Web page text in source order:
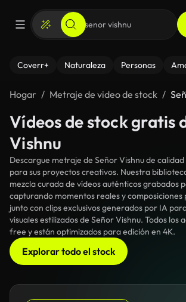
Coverr+ Naturaleza Personas
Hogar Metraje de video de stock
Vídeos de stock gratis
Vishnu
Descargue metraje de Señor Vishnu de
para sus proyectos creativos. Nuestra
mezcla curada de vídeos auténticos grabados
capturando momentos reales y
junto con clips exclusivos generados por IA
visuales estilizados de Señor Vishnu. Todos los
free y están optimizados para edición en 4K.
Explorar todo el stock